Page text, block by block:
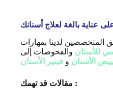
عناية بالغة لعلاج أسنانك
المتخصصين لدينا بمهارات
للأسنان والفحوصات إلى
الأسنان و فينير الأسنان
مقالات قد تهمك :